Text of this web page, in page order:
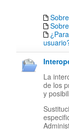
La
de los
y